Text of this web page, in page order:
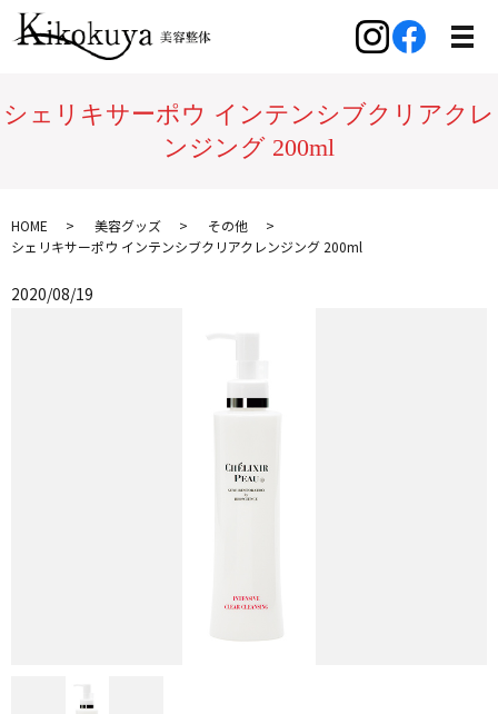
シェリキサーポウ インテンシブクリアクレ
ンジング 200ml
HOME 美容グッズ
その他
シェリキサーポウ インテンシブクリアクレンジング 200ml
2020/08/19